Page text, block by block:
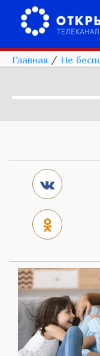
Главная / Не